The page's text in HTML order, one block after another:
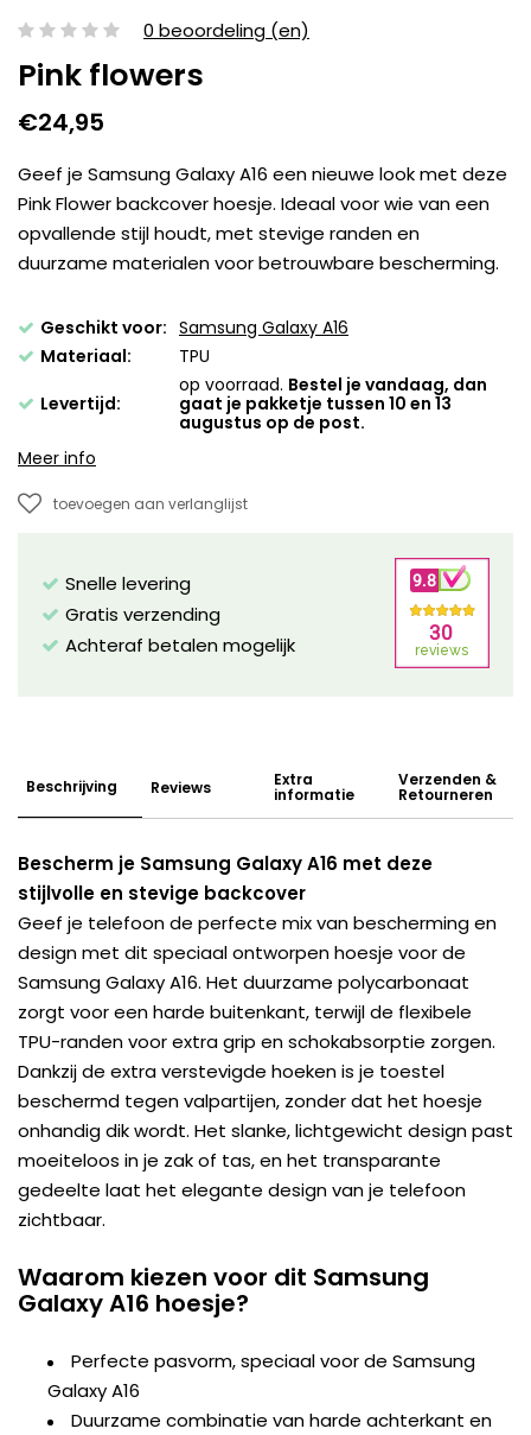
0 beoordeling (en)
Pink flowers
€24,95
Geef je Samsung Galaxy A16 een nieuwe look met deze
Pink Flower backcover hoesje. Ideaal voor wie van een
opvallende stijl houdt, met stevige randen en
duurzame materialen voor betrouwbare bescherming.
Geschikt voor: Samsung Galaxy A16
Materiaal:
TPU
Levertijd:
op voorraad. Bestel je vandaag, dan
gaat je pakketje tussen 10 en 13
augustus op de post.
Meer info
toevoegen aan verlanglijst
Snelle levering
Gratis verzending
Achteraf betalen mogelijk
Beschrijving Reviews Extra
informatie
Verzenden &
Retourneren
Bescherm je Samsung Galaxy A16 met deze
stijlvolle en stevige backcover
Geef je telefoon de perfecte mix van bescherming en
design met dit speciaal ontworpen hoesje voor de
Samsung Galaxy A16. Het duurzame polycarbonaat
zorgt voor een harde buitenkant, terwijl de flexibele
TPU-randen voor extra grip en schokabsorptie zorgen.
Dankzij de extra verstevigde hoeken is je toestel
beschermd tegen valpartijen, zonder dat het hoesje
onhandig dik wordt. Het slanke, lichtgewicht design past
moeiteloos in je zak of tas, en het transparante
gedeelte laat het elegante design van je telefoon
zichtbaar.
Waarom kiezen voor dit Samsung
Galaxy A16 hoesje?
Perfecte pasvorm, speciaal voor de Samsung
Galaxy A16
Duurzame combinatie van harde achterkant en